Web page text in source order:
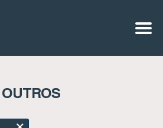
OUTROS